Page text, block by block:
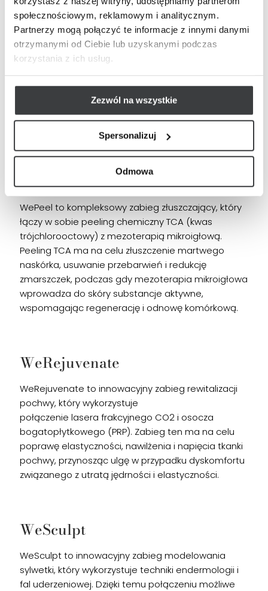
społecznościowym, reklamowym i analitycznym.
Partnerzy mogą połączyć te informacje z innymi danymi
otrzymanymi od Ciebie lub uzyskanymi podczas
korzystania z ich usług.
Zezwól na wszystkie
Spersonalizuj
Odmowa
WeKiss
WeKiss to innowacyjny zabieg, który obejmuje
powiększanie ust za pomocą kwasu hialuronowego
hialuronowy jest wstrzykiwany w ustach, aby nadać
im naturalny, pełniejszy wygląd, podczas gdy
terapia światłem LED stymuluje procesy
WePeel
WePeel to kompleksowy zabieg złuszczający, który
łączy w sobie peeling chemiczny TCA (kwas
trójchlorooctowy) z mezoterapią mikroigłową.
Peeling TCA ma na celu złuszczenie martwego
naskórka, usuwanie przebarwień i redukcję
zmarszczek, podczas gdy mezoterapia mikroigłowa
wprowadza do skóry substancje aktywne,
wspomagając regenerację i odnowę komórkową.
WeRejuvenate
WeRejuvenate to innowacyjny zabieg rewitalizacji
pochwy, który wykorzystuje
połączenie lasera frakcyjnego CO2 i osocza
bogatopłytkowego (PRP). Zabieg ten ma na celu
poprawę elastyczności, nawilżenia i napięcia tkanki
pochwy, przynosząc ulgę w przypadku dyskomfortu
związanego z utratą jędrności i elastyczności.
WeSculpt
WeSculpt to innowacyjny zabieg modelowania
sylwetki, który wykorzystuje techniki endermologii i
fal uderzeniowej. Dzięki temu połączeniu możliwe